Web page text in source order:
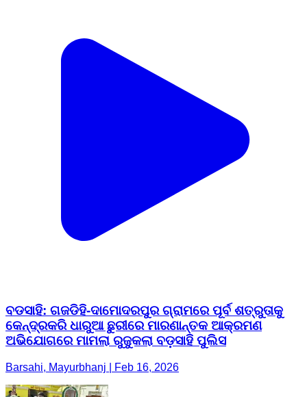
ବଡସାହି: ଗଜଡିହି-ଦାମୋଦରପୁର ଗ୍ରାମରେ ପୂର୍ବ ଶତ୍ରୁତାକୁ
କେନ୍ଦ୍ରକରି ଧାରୁଆ ଛୁରୀରେ ମାରଣାନ୍ତକ ଆକ୍ରମଣ
ଅଭିଯୋଗରେ ମାମଲା ରୁଜୁକଲା ବଡ଼ସାହି ପୁଲିସ
Barsahi, Mayurbhanj | Feb 16, 2026